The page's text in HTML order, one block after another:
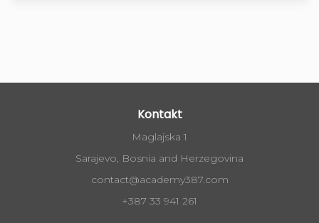
Kontakt
Maglajska 1
Sarajevo, Bosnia and Herzegovina
contact@academy387.com
+387 33 941 261